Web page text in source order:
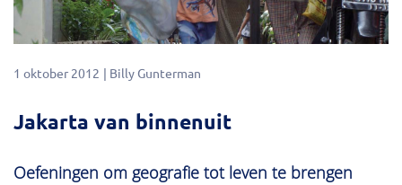
1 oktober 2012 Billy Gunterman
Jakarta van binnenuit
Oefeningen om geografie tot leven te brengen